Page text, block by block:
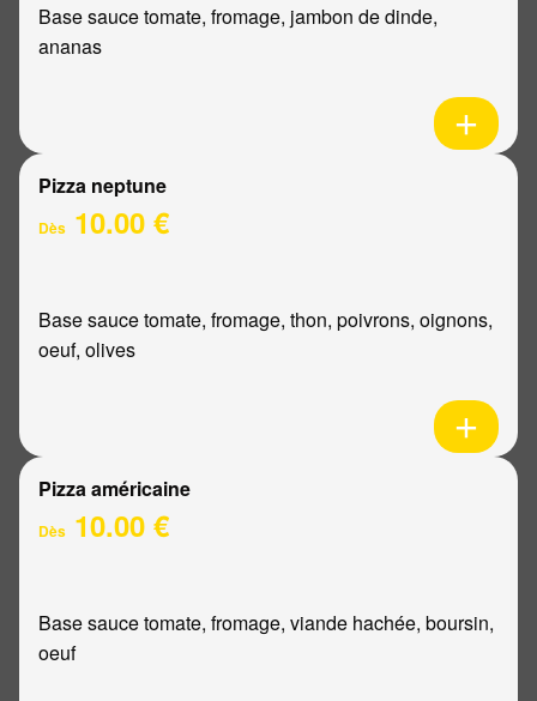
Base sauce tomate, fromage, jambon de dinde,
ananas
Pizza neptune
Dès 10.00 €
Base sauce tomate, fromage, thon, poivrons, oignons,
oeuf, olives
Pizza américaine
Dès 10.00 €
Base sauce tomate, fromage, viande hachée, boursin,
oeuf